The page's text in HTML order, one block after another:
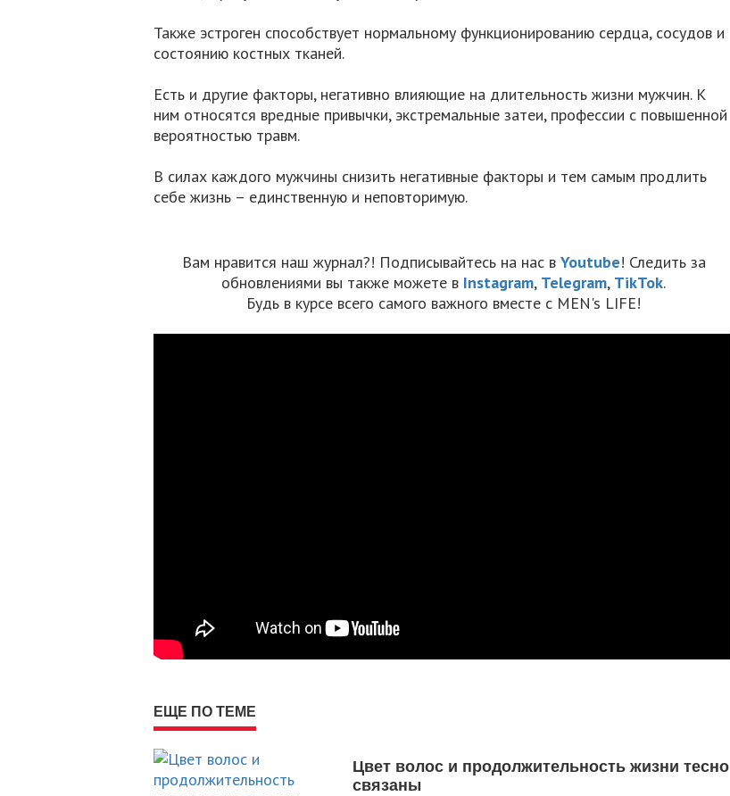
Также эстроген способствует нормальному функционированию сердца, сосудов и
состоянию костных тканей.
Есть и другие факторы, негативно влияющие на длительность жизни мужчин. К
ним относятся вредные привычки, экстремальные затеи, профессии с повышенной
вероятностью травм.
В силах каждого мужчины снизить негативные факторы и тем самым продлить
себе жизнь – единственную и неповторимую.
Вам нравится наш журнал?! Подписывайтесь на нас в Youtube! Следить за
обновлениями вы также можете в Instagram, Telegram, TikTok.
Будь в курсе всего самого важного вместе с MEN's LIFE!
ЕЩЕ ПО ТЕМЕ
Цвет волос и продолжительность жизни тесно
связаны